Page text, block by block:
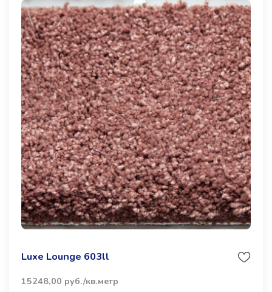
Luxe Lounge 603ll
15248,00 руб./кв.метр